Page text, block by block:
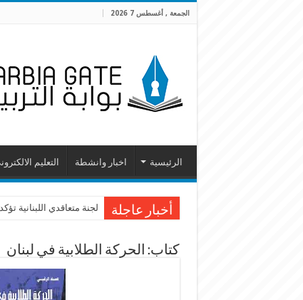
الجمعة , أغسطس 7 2026
الرئيسية اخبار وانشطة التعليم
أخبار عاجلة لجنة متعاقدي اللبنانية
كتاب: الحركة الطلابية في لبنان